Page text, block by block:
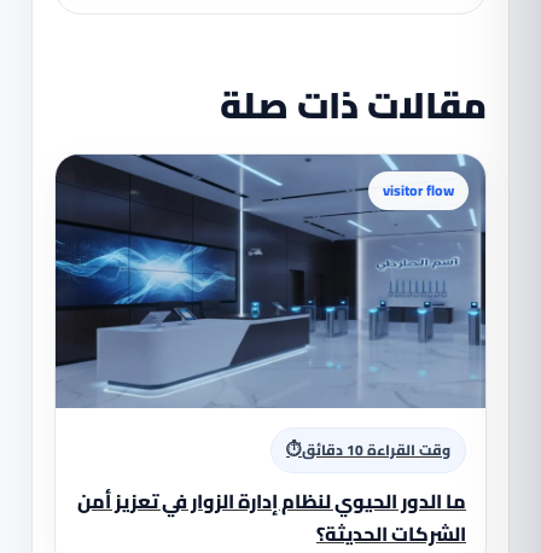
مقالات ذات صلة
visitor flow
⏱ وقت القراءة 10 دقائق
ما الدور الحيوي لنظام إدارة الزوار في تعزيز أمن
الشركات الحديثة؟